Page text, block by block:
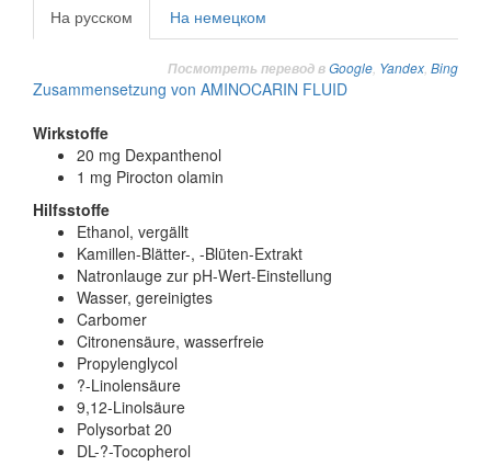
На русском На немецком
Посмотреть перевод вGoogle Yandex Bing
Zusammensetzung von AMINOCARIN FLUID
Wirkstoffe
20 mg Dexpanthenol
1 mg Pirocton olamin
Hilfsstoffe
Ethanol, vergällt
Kamillen-Blätter-, -Blüten-Extrakt
Natronlauge zur pH-Wert-Einstellung
Wasser, gereinigtes
Carbomer
Citronensäure, wasserfreie
Propylenglycol
?-Linolensäure
9,12-Linolsäure
Polysorbat 20
DL-?-Tocopherol